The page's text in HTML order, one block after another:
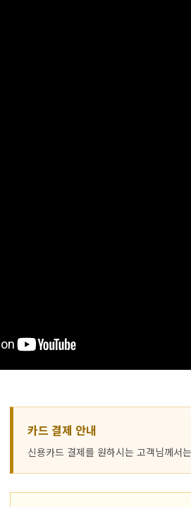
카드 결제 안내
신용카드 결제를 원하시는 고객님께서